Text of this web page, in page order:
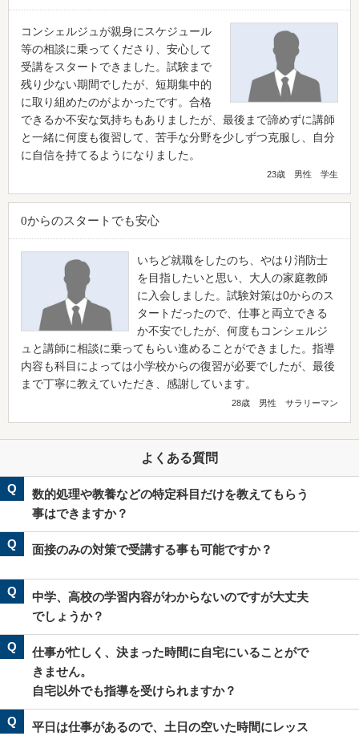
コンシェルジュが親身にスケジュール
等の相談に乗ってくださり、安心して
受講をスタートできました。試験まで
残り少ない期間でしたが、短期集中的
に取り組めたのがよかったです。合格
できるか不安な気持ちもありましたが、最後まで諦めずに講師
と一緒に何度も復習して、苦手な分野を少しずつ克服し、自分
に自信を持てるようになりました。
23歳 男性 学生
0からのスタートでも安心
いちど就職をしたのち、やはり消防士
を目指したいと思い、大人の家庭教師
に入会しました。試験対策は0からのス
タートだったので、仕事と両立できる
か不安でしたが、何度もコンシェルジ
ュと講師に相談に乗ってもらい進めることができました。指導
内容も科目によっては小学校からの復習が必要でしたが、最後
まで丁寧に教えていただき、感謝しています。
28歳 男性 サラリーマン
よくある質問
Q
数的処理や教養などの特定科目だけを教えてもらう
事はできますか？
Q 面接のみの対策で受講する事も可能ですか？
Q
中学、高校の学習内容がわからないのですが大丈夫
でしょうか？
Q
仕事が忙しく、決まった時間に自宅にいることがで
きません。
自宅以外でも指導を受けられますか？
Q
平日は仕事があるので、土日の空いた時間にレッス